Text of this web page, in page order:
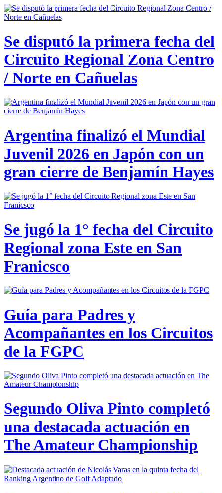
Se disputó la primera fecha del
Circuito Regional Zona Centro
/ Norte en Cañuelas
Argentina finalizó el Mundial
Juvenil 2026 en Japón con un
gran cierre de Benjamín Hayes
Se jugó la 1° fecha del Circuito
Regional zona Este en San
Franicsco
Guía para Padres y
Acompañantes en los Circuitos
de la FGPC
Segundo Oliva Pinto completó
una destacada actuación en
The Amateur Championship